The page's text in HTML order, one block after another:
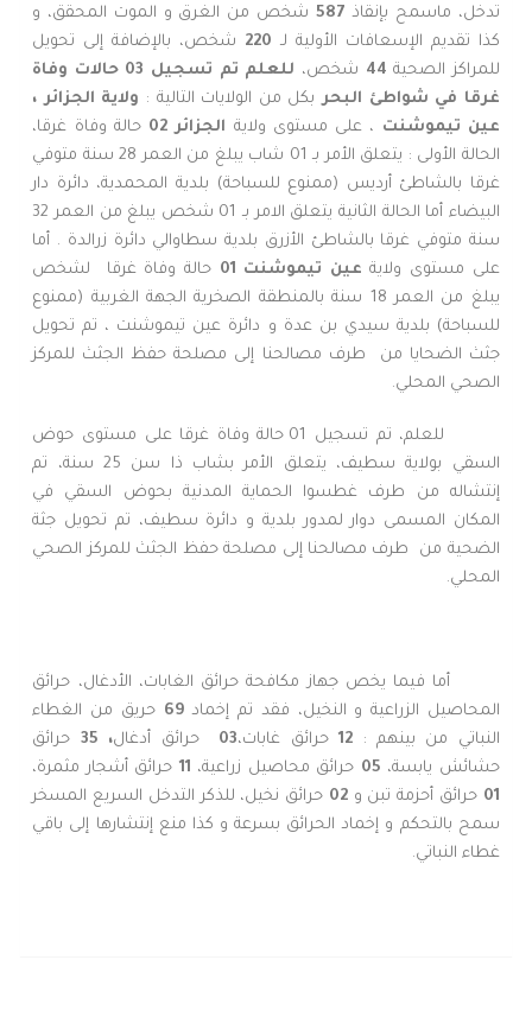
تدخل، ماسمح بإنقاذ 587 شخص من الغرق و الموت المحقق، و
كذا تقديم الإسعافات الأولية لـ 220 شخص، بالإضافة إلى تحويل
للمراكز الصحية 44 شخص،
للعلم تم تسجيل 03 حالات وفاة
غرقا في شواطئ البحر بكل من الولايات التالية : ولاية الجزائر ،
عين تيموشنت ، على مستوى ولاية الجزائر 02 حالة وفاة غرقا،
الحالة الأولى : يتعلق الأمر بـ 01 شاب يبلغ من العمر 28 سنة متوفي
غرقا بالشاطئ أرديس (ممنوع للسباحة) بلدية المحمدية، دائرة دار
البيضاء أما الحالة الثانية يتعلق الامر بـ 01 شخص يبلغ من العمر 32
سنة متوفي غرقا بالشاطئ الأزرق بلدية سطاوالي دائرة زرالدة . أما
على مستوى ولايةعين تيموشنت 01
حالة وفاة غرقا لشخص
يبلغ من العمر 18 سنة بالمنطقة الصخرية الجهة الغربية (ممنوع
للسباحة) بلدية سيدي بن عدة و دائرة عين تيموشنت ، تم تحويل
جثث الضحايا من
طرف مصالحنا إلى مصلحة حفظ الجثث للمركز
الصحي المحلي.
للعلم، تم تسجيل 01 حالة وفاة غرقا على مستوى حوض
السقي بولاية سطيف، يتعلق الأمر بشاب ذا سن 25 سنة، تم
إنتشاله من طرف غطسوا الحماية المدنية بحوض السقي في
المكان المسمى دوار لمدور بلدية و دائرة سطيف، تم تحويل جثة
الضحية من
طرف مصالحنا إلى مصلحة حفظ الجثث للمركز الصحي
المحلي.
أما فيما يخص جهاز مكافحة حرائق الغابات، الأدغال، حرائق
المحاصيل الزراعية و النخيل، فقد تم إخماد69 حريق من الغطاء
النباتي من بينهم : 12حرائق غابات،03 حرائق أدغال، 35
حرائق
حشائش يابسة، 05 حرائق محاصيل زراعية، 11 حرائق أشجار مثمرة،
01 حرائق أحزمة تبن و02 حرائق نخيل، للذكر التدخل السريع المسخر
سمح بالتحكم و إخماد الحرائق بسرعة و كذا منع إنتشارها إلى باقي
غطاء النباتي.